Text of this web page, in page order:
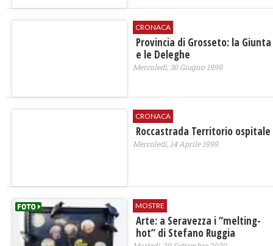
CRONACA
Provincia di Grosseto: la Giunta
e le Deleghe
Mercoledì, 30 Giugno 1999
CRONACA
Roccastrada Territorio ospitale
Mercoledì, 14 Aprile 1999
MOSTRE
Arte: a Seravezza i “melting-
hot” di Stefano Ruggia